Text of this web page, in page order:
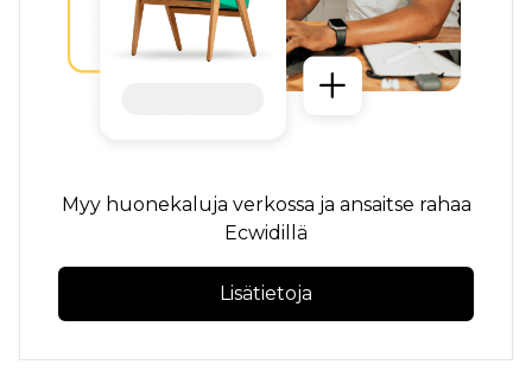
Myy huonekaluja verkossa ja ansaitse rahaa
Ecwidillä
Lisätietoja